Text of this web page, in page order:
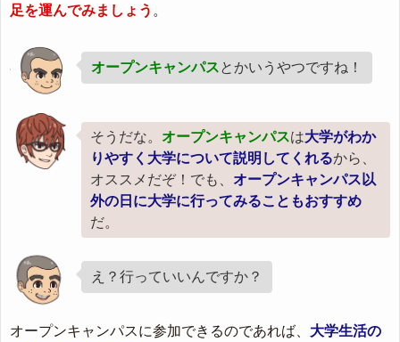
足を運んでみましょう 。
オープンキャンパスとかいうやつですね！
そうだな。 オープンキャンパスは大学がわか
りやすく大学について説明してくれるから、
オススメだぞ！でも、 オープンキャンパス以
外の日に大学に行ってみることもおすすめ
だ。
え？行っていいんですか？
オープンキャンパスに参加できるのであれば、 大学生活の